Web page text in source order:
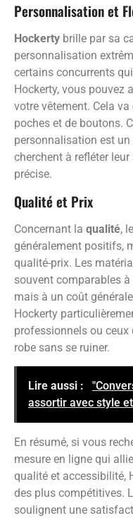
Personnalisation et
Hockerty brille par sa
personnalisation
certains concurrents
Hockerty, vous pouvez
votre vêtement. Cela
poches et de boutons.
personnalisation est
cherchent à refléter
précise.
Qualité et Prix
Concernant la qualité,
généralement positifs,
qualité-prix. Les
souvent comparables
mais à un coût
Hockerty
professionnels ou ceux
robe sans se ruiner.
Lire aussi :
assortir avec style
En résumé, si vous
mesure en ligne qui
qualité et accessibilité,
des plus compétitives.
soulignent une